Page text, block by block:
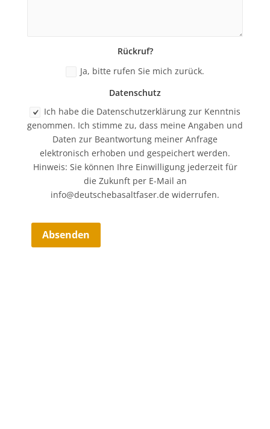
Rückruf?
Ja, bitte rufen Sie mich zurück.
Datenschutz
Ich habe die Datenschutzerklärung zur Kenntnis
genommen. Ich stimme zu, dass meine Angaben und
Daten zur Beantwortung meiner Anfrage
elektronisch erhoben und gespeichert werden.
Hinweis: Sie können Ihre Einwilligung jederzeit für
die Zukunft per E-Mail an
info@deutschebasaltfaser.de widerrufen.
Absenden